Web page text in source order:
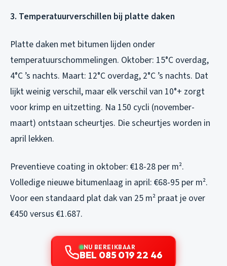
3. Temperatuurverschillen bij platte daken
Platte daken met bitumen lijden onder
temperatuurschommelingen. Oktober: 15°C overdag,
4°C ’s nachts. Maart: 12°C overdag, 2°C ’s nachts. Dat
lijkt weinig verschil, maar elk verschil van 10°+ zorgt
voor krimp en uitzetting. Na 150 cycli (november-
maart) ontstaan scheurtjes. Die scheurtjes worden in
april lekken.
Preventieve coating in oktober: €18-28 per m².
Volledige nieuwe bitumenlaag in april: €68-95 per m².
Voor een standaard plat dak van 25 m² praat je over
€450 versus €1.687.
NU BEREIKBAAR
BEL 085 019 22 46